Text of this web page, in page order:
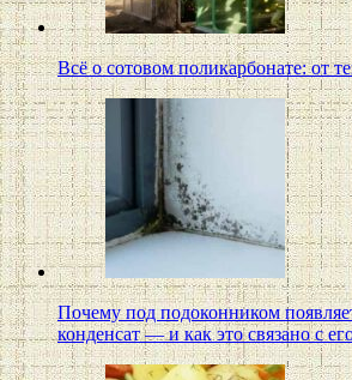
Всё о сотовом поликарбонате: от
Почему под подоконником
конденсат — и как это связано с